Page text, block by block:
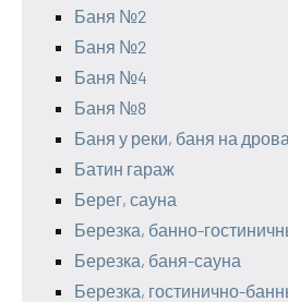
Баня №2
Баня №2
Баня №4
Баня №8
Баня у реки, баня на
Батин гараж
Берег, сауна
Березка, банно-
Березка, баня-сауна
Березка, гостинично-